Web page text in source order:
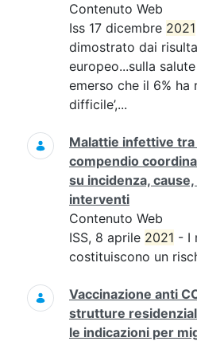
Contenuto Web
Iss 17 dicembre 2021
dimostrato dai
europeo...sulla
emerso che il 6% ha
difficile’,...
Malattie infettive tra
compendio
su incidenza,
interventi
Contenuto Web
ISS, 8 aprile 2021 - I
costituiscono un
Vaccinazione anti
strutture
le indicazioni per